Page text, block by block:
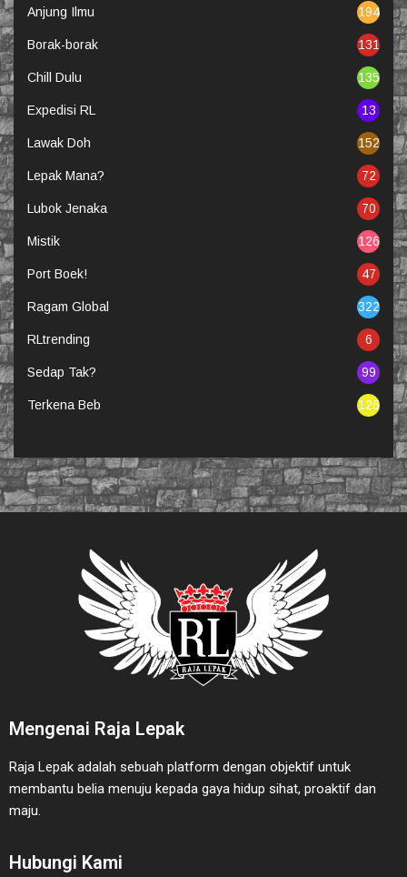
Anjung Ilmu 194
Borak-borak 131
Chill Dulu 135
Expedisi RL 13
Lawak Doh 152
Lepak Mana? 72
Lubok Jenaka 70
Mistik 126
Port Boek! 47
Ragam Global 322
RLtrending 6
Sedap Tak? 99
Terkena Beb 126
Mengenai Raja Lepak
Raja Lepak adalah sebuah platform dengan objektif untuk
membantu belia menuju kepada gaya hidup sihat, proaktif dan
maju.
Hubungi Kami